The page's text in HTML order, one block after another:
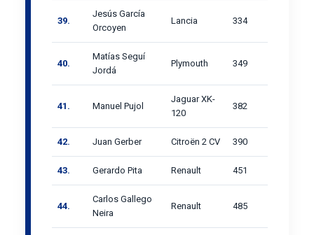
39.
Jesús García
Orcoyen
Lancia 334
40.
Matías Seguí
Jordá
Plymouth 349
41. Manuel Pujol
Jaguar XK-
120
382
42. Juan Gerber Citroën 2 CV 390
43. Gerardo Pita Renault 451
44.
Carlos Gallego
Neira
Renault 485